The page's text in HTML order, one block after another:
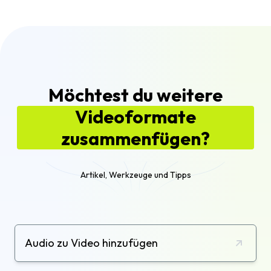
Möchtest du weitere
Videoformate
zusammenfügen?
Artikel, Werkzeuge und Tipps
Audio zu Video hinzufügen